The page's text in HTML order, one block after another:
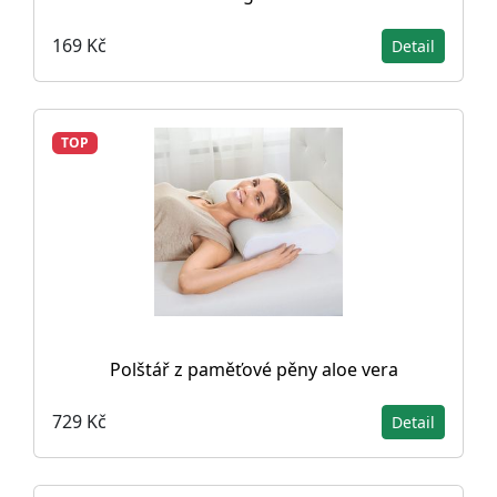
169 Kč Detail
TOP
Polštář z paměťové pěny aloe vera
729 Kč Detail